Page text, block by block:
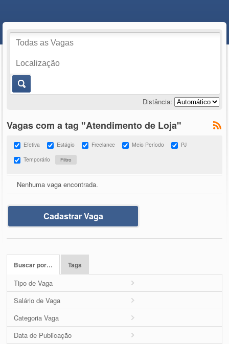
Distância:
Vagas com a tag "Atendimento de Loja"
Efetiva Estágio Freelance Meio Período
PJ
Temporário
Nenhuma vaga encontrada.
Cadastrar Vaga
Buscar por… Tags
Tipo de Vaga
Salário de Vaga
Categoria Vaga
Data de Publicação